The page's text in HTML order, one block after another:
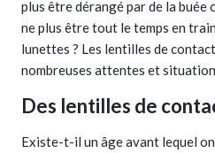
plus être dérangé par de la buée
ne plus être tout le temps en
lunettes ? Les lentilles de
nombreuses attentes et
Des lentilles de
Existe-t-il un âge avant lequel